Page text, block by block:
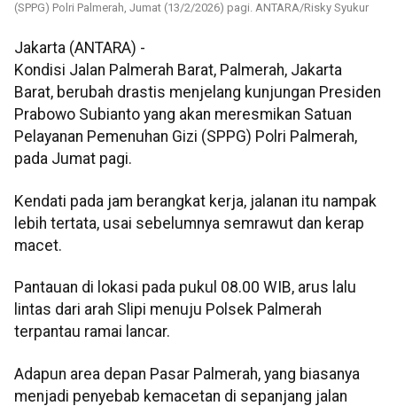
(SPPG) Polri Palmerah, Jumat (13/2/2026) pagi. ANTARA/Risky Syukur
Jakarta (ANTARA) -
Kondisi Jalan Palmerah Barat, Palmerah, Jakarta
Barat, berubah drastis menjelang kunjungan Presiden
Prabowo Subianto yang akan meresmikan Satuan
Pelayanan Pemenuhan Gizi (SPPG) Polri Palmerah,
pada Jumat pagi.
Kendati pada jam berangkat kerja, jalanan itu nampak
lebih tertata, usai sebelumnya semrawut dan kerap
macet.
Pantauan di lokasi pada pukul 08.00 WIB, arus lalu
lintas dari arah Slipi menuju Polsek Palmerah
terpantau ramai lancar.
Adapun area depan Pasar Palmerah, yang biasanya
menjadi penyebab kemacetan di sepanjang jalan